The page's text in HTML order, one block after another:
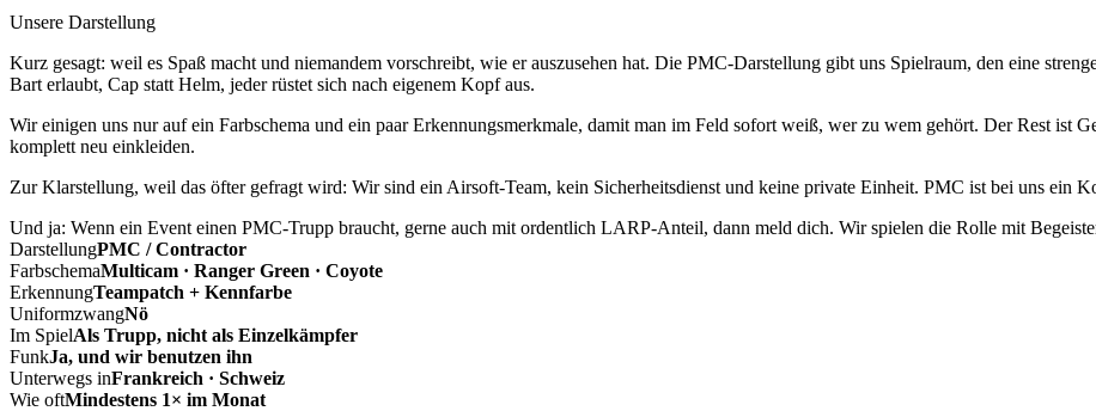
Unsere Darstellung
Kurz gesagt: weil es Spaß macht und niemandem vorschreibt, wie er auszusehen hat. Die PMC-Darstellung gibt uns Spielraum, den eine
Bart erlaubt, Cap statt Helm, jeder rüstet sich nach eigenem Kopf aus.
Wir einigen uns nur auf ein Farbschema und ein paar Erkennungsmerkmale, damit man im Feld sofort weiß, wer zu wem gehört. Der Rest ist
komplett neu einkleiden.
Zur Klarstellung, weil das öfter gefragt wird: Wir sind ein Airsoft-Team, kein Sicherheitsdienst und keine private Einheit. PMC ist bei uns ein
Und ja: Wenn ein Event einen PMC-Trupp braucht, gerne auch mit ordentlich LARP-Anteil, dann meld dich. Wir spielen die Rolle mit
DarstellungPMC / Contractor
FarbschemaMulticam · Ranger Green · Coyote
ErkennungTeampatch + Kennfarbe
UniformzwangNö
Im SpielAls Trupp, nicht als Einzelkämpfer
FunkJa, und wir benutzen ihn
Unterwegs inFrankreich · Schweiz
Wie oftMindestens 1× im Monat